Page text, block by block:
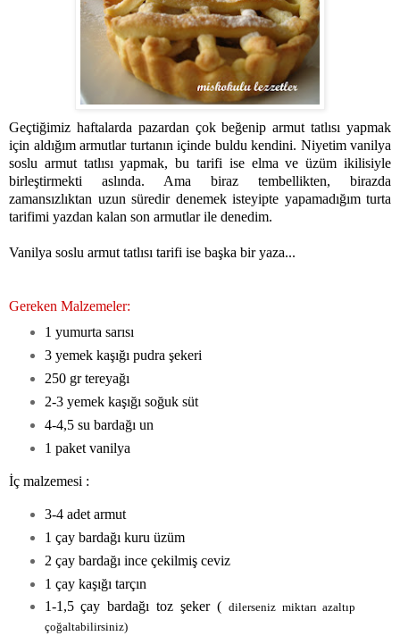
Geçtiğimiz haftalarda pazardan çok beğenip armut tatlısı yapmak
için aldığım armutlar turtanın içinde buldu kendini. Niyetim vanilya
soslu armut tatlısı yapmak, bu tarifi ise elma ve üzüm ikilisiyle
birleştirmekti aslında. Ama biraz tembellikten, birazda
zamansızlıktan uzun süredir denemek isteyipte yapamadığım turta
tarifimi yazdan kalan son armutlar ile denedim.
Vanilya soslu armut tatlısı tarifi ise başka bir yaza...
Gereken Malzemeler:
1 yumurta sarısı
3 yemek kaşığı pudra şekeri
250 gr tereyağı
2-3 yemek kaşığı soğuk süt
4-4,5 su bardağı un
1 paket vanilya
İç malzemesi :
3-4 adet armut
1 çay bardağı kuru üzüm
2 çay bardağı ince çekilmiş ceviz
1 çay kaşığı tarçın
1-1,5 çay bardağı toz şeker ( dilerseniz miktarı azaltıp
çoğaltabilirsiniz)